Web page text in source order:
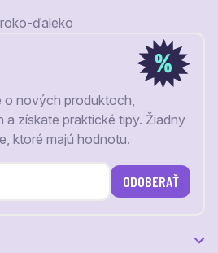
ďaleko
nových produktoch,
a získate praktické tipy. Žiadny
ktoré majú hodnotu.
ODOBERAŤ